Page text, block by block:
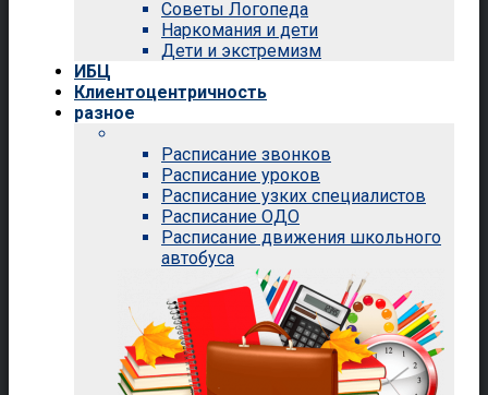
Советы Логопеда
Наркомания и дети
Дети и экстремизм
ИБЦ
Клиентоцентричность
разное
Расписание звонков
Расписание уроков
Расписание узких специалистов
Расписание ОДО
Расписание движения школьного
автобуса